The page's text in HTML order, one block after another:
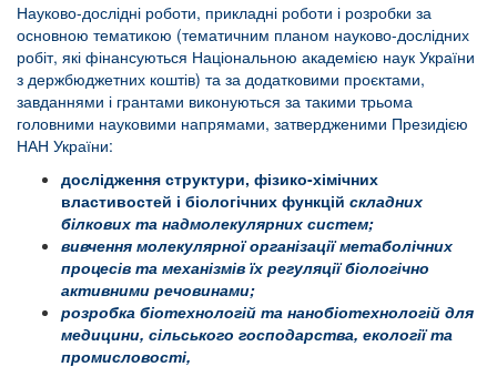
Науково-дослідні роботи, прикладні роботи і розробки за
основною тематикою (тематичним планом науково-дослідних
робіт, які фінансуються Національною академією наук України
з держбюджетних коштів) та за додатковими проєктами,
завданнями і грантами виконуються за такими трьома
головними науковими напрямами, затвердженими Президією
НАН України:
дослідження структури, фізико-хімічних
властивостей і біологічних функцій складних
білкових та надмолекулярних систем;
вивчення молекулярної організації метаболічних
процесів та механізмів їх регуляції біологічно
активними речовинами;
розробка біотехнологій та нанобіотехнологій для
медицини, сільського господарства, екології та
промисловості,